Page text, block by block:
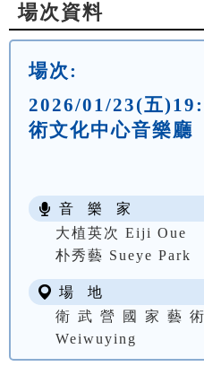
場次資料
場次:
2026/01/23(五
術文化中心音樂廳
音 樂 家
大植英次 Eiji Oue
朴秀藝 Sueye Park
場 地
衛武營國家藝
Weiwuying